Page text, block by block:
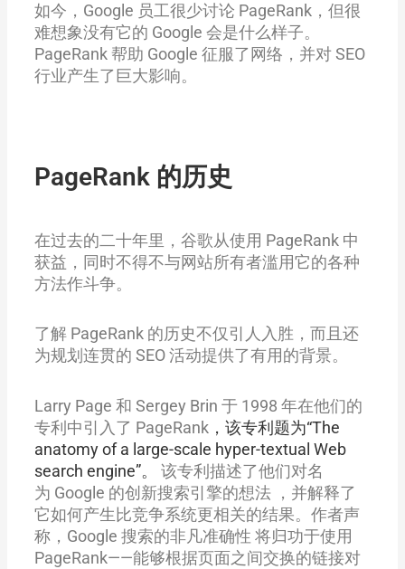
如今，Google 员工很少讨论 PageRank，但很
难想象没有它的 Google 会是什么样子。
PageRank 帮助 Google 征服了网络，并对 SEO
行业产生了巨大影响。
PageRank 的历史
在过去的二十年里，谷歌从使用 PageRank 中
获益，同时不得不与网站所有者滥用它的各种
方法作斗争。
了解 PageRank 的历史不仅引人入胜，而且还
为规划连贯的 SEO 活动提供了有用的背景。
Larry Page 和 Sergey Brin 于 1998 年在他们的
专利中引入了 PageRank，该专利题为“The
anatomy of a large-scale hyper-textual Web
search engine”。
该专利描述了他们对名
为 Google 的创新搜索引擎的想法 ，并解释了
它如何产生比竞争系统更相关的结果。作者声
称，Google 搜索的非凡准确性 将归功于使用
PageRank——能够根据页面之间交换的链接对